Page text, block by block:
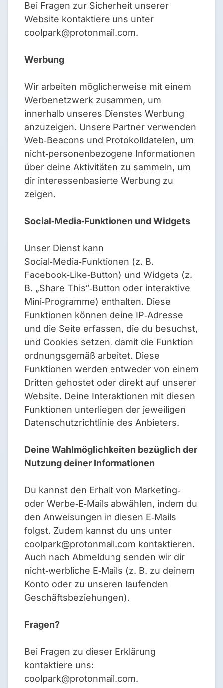
Bei Fragen zur Sicherheit unserer
Website kontaktiere uns unter
coolpark@protonmail.com.
Werbung
Wir arbeiten möglicherweise mit einem
Werbenetzwerk zusammen, um
innerhalb unseres Dienstes Werbung
anzuzeigen. Unsere Partner verwenden
Web‑Beacons und Protokolldateien, um
nicht‑personenbezogene Informationen
über deine Aktivitäten zu sammeln, um
dir interessenbasierte Werbung zu
zeigen.
Social‑Media‑Funktionen und Widgets
Unser Dienst kann
Social‑Media‑Funktionen (z. B.
Facebook‑Like‑Button) und Widgets (z.
B. „Share This“‑Button oder interaktive
Mini‑Programme) enthalten. Diese
Funktionen können deine IP‑Adresse
und die Seite erfassen, die du besuchst,
und Cookies setzen, damit die Funktion
ordnungsgemäß arbeitet. Diese
Funktionen werden entweder von einem
Dritten gehostet oder direkt auf unserer
Website. Deine Interaktionen mit diesen
Funktionen unterliegen der jeweiligen
Datenschutzrichtlinie des Anbieters.
Deine Wahlmöglichkeiten bezüglich der
Nutzung deiner Informationen
Du kannst den Erhalt von Marketing‑
oder Werbe‑E‑Mails abwählen, indem du
den Anweisungen in diesen E‑Mails
folgst. Zudem kannst du uns unter
coolpark@protonmail.com kontaktieren.
Auch nach Abmeldung senden wir dir
nicht‑werbliche E‑Mails (z. B. zu deinem
Konto oder zu unseren laufenden
Geschäftsbeziehungen).
Fragen?
Bei Fragen zu dieser Erklärung
kontaktiere uns:
coolpark@protonmail.com.